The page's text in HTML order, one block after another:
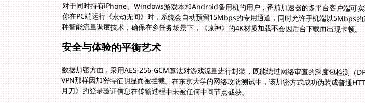
对于同时持有iPhone、Windows游戏本和Android备用机的用户，番茄加速器的多平台客户端可
你在PC端运行《永劫无间》时，系统会自动预留15Mbps的专用通道，同时允许手机端以5Mbps的
种智能流量调度技术，确保在多任务场景下，《原神》的4K材质加载不会因后台下载而出现卡顿。
安全与体验的平衡艺术
数据加密方面，采用AES-256-GCM算法对游戏流量进行封装，既能绕过网络审查的深度包检测（
VPN那样因加密特征明显而被拦截。在东京大学的网络攻防测试中，该加密方式成功伪装成普通
月刀》的登录验证信息在传输过程中未被任何中间节点截获。